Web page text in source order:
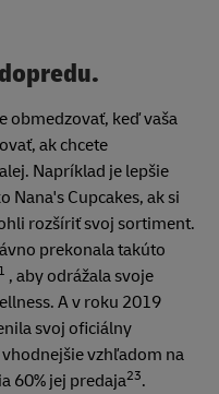
obmedzovať, keď vaša
ak chcete
Napríklad je lepšie
Nana's Cupcakes, ak si
rozšíriť svoj sortiment.
prekonala takúto
, aby odrážala svoje
A v roku 2019
svoj oficiálny
vzhľadom na
60% jej predaja23.